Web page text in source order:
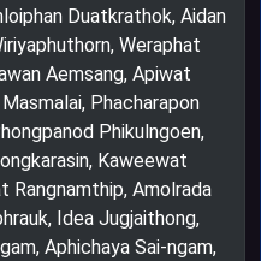
Duatkrathok, Aidan
Weraphat
Aemsang, Apiwat
Phacharapon
Phikulngoen,
Kaweewat
Rangnamthip, Amolrada
Idea Jugjaithong,
Aphichaya Sai-ngam,